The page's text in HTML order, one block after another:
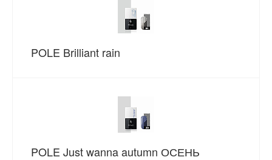
POLE Brilliant rain
POLE Just wanna autumn ОСЕНЬ